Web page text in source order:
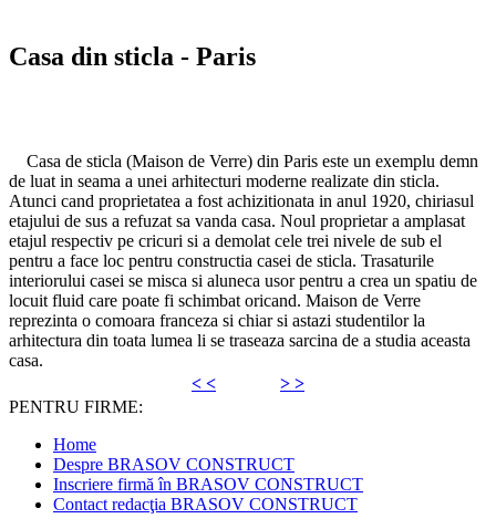
Casa din sticla - Paris
Casa de sticla (Maison de Verre) din Paris este un exemplu demn
de luat in seama a unei arhitecturi moderne realizate din sticla.
Atunci cand proprietatea a fost achizitionata in anul 1920, chiriasul
etajului de sus a refuzat sa vanda casa. Noul proprietar a amplasat
etajul respectiv pe cricuri si a demolat cele trei nivele de sub el
pentru a face loc pentru constructia casei de sticla. Trasaturile
interiorului casei se misca si aluneca usor pentru a crea un spatiu de
locuit fluid care poate fi schimbat oricand. Maison de Verre
reprezinta o comoara franceza si chiar si astazi studentilor la
arhitectura din toata lumea li se traseaza sarcina de a studia aceasta
casa.
< <
> >
PENTRU FIRME:
Home
Despre BRASOV CONSTRUCT
Inscriere firmă în BRASOV CONSTRUCT
Contact redacţia BRASOV CONSTRUCT